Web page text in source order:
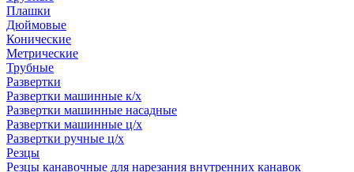
Плашки
Дюймовые
Конические
Метрические
Трубные
Развертки
Развертки машинные к/х
Развертки машинные насадные
Развертки машинные ц/х
Развертки ручные ц/х
Резцы
Резцы канавочные для нарезания внутренних канавок